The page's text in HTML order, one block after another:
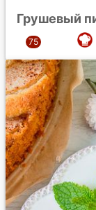
Грушевый